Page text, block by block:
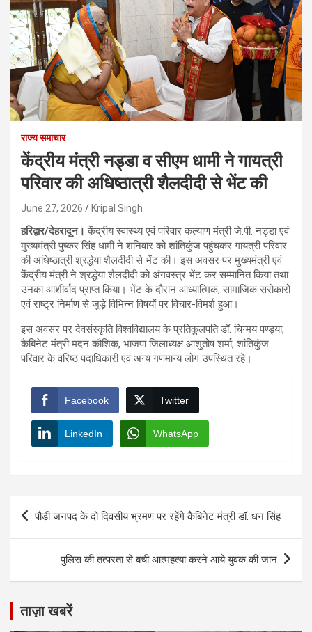
राज्य समाचार
केंद्रीय मंत्री नड्डा व सीएम धामी ने गायत्री
परिवार की अधिष्ठात्री शैलदीदी से भेंट की
June 27, 2026 Kripal Singh
हरिद्वार/देहरादून। केंद्रीय स्वास्थ्य एवं परिवार कल्याण मंत्री जे.पी. नड्डा एवं
मुख्यमंत्री पुष्कर सिंह धामी ने शनिवार को शांतिकुंज पहुंचकर गायत्री परिवार
की अधिष्ठात्री श्रद्धेया शैलदीदी से भेंट की। इस अवसर पर मुख्यमंत्री एवं
केंद्रीय मंत्री ने श्रद्धेया शैलदीदी को अंगवस्त्र भेंट कर सम्मानित किया तथा
उनका आशीर्वाद प्राप्त किया। भेंट के दौरान आध्यात्मिक, सामाजिक सरोकारों
एवं राष्ट्र निर्माण से जुड़े विभिन्न विषयों पर विचार-विमर्श हुआ।
इस अवसर पर देवसंस्कृति विश्वविद्यालय के प्रतिकुलपति डॉ. चिन्मय पण्ड्या,
कैबिनेट मंत्री मदन कौशिक, भाजपा जिलाध्यक्ष आशुतोष शर्मा, शांतिकुंज
परिवार के वरिष्ठ पदाधिकारी एवं अन्य गणमान्य लोग उपस्थित रहे।
Facebook Twitter
LinkedIn WhatsApp
Post
navigation
पौड़ी जनपद के दो दिवसीय भ्रमण पर रहेंगे कैबिनेट मंत्री डॉ. धन सिंह
पुलिस की तत्परता से बची आत्महत्या करने आये युवक की जान
ताज़ा खबरें